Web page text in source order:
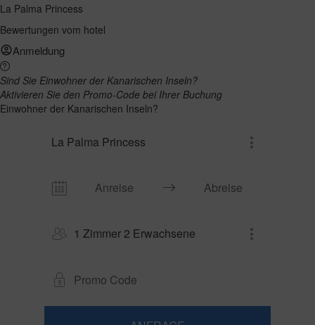
La Palma Princess
Bewertungen vom hotel
Anmeldung
Sind Sie Einwohner der Kanarischen Inseln?
Aktivieren Sie den Promo-Code bei Ihrer Buchung
Einwohner der Kanarischen Inseln?
La Palma Princess
1 Zimmer 2 Erwachsene